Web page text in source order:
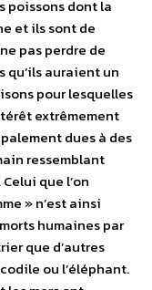
poissons dont la
et ils sont de
pas perdre de
qu’ils auraient un
pour lesquelles
extrêmement
dues à des
ressemblant
que l’on
» n’est ainsi
humaines par
que d’autres
ou l’éléphant.